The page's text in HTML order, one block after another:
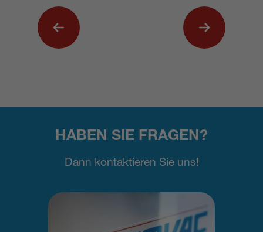
Vorherig Nächst
HABEN SIE FRAGEN?
Dann kontaktieren Sie uns!